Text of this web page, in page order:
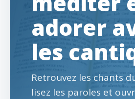
adorer
les
Retrouvez les chants
lisez les paroles et